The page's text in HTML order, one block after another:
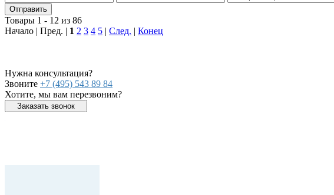
Отправить
Товары 1 - 12 из 86
Начало | Пред. | 1 2 3 4 5 | След. | Конец
Нужна консультация?
Звоните +7 (495) 543 89 84
Хотите, мы вам перезвоним?
Заказать звонок